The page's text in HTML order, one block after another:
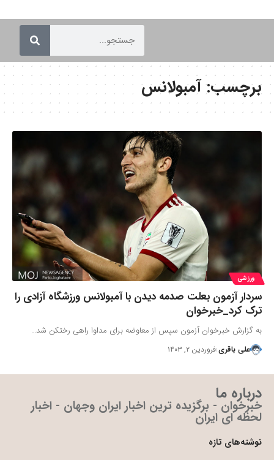
برچسب:آمبولانس
ورزشی
سردار آزمون بعلت صدمه دیدن با آمبولانس ورزشگاه آزادی را
ترک کرد_خبرخوان
به گزارش خبرخوان آزمون سپس از معاوضه برای مداوا راهی رختکن شد…
علی باقری فروردین ۲, ۱۴۰۳
درباره ما
خبرخوان - برگزیده ترین اخبار ایران وجهان - اخبار
لحظه ای ایران
نوشته‌های تازه